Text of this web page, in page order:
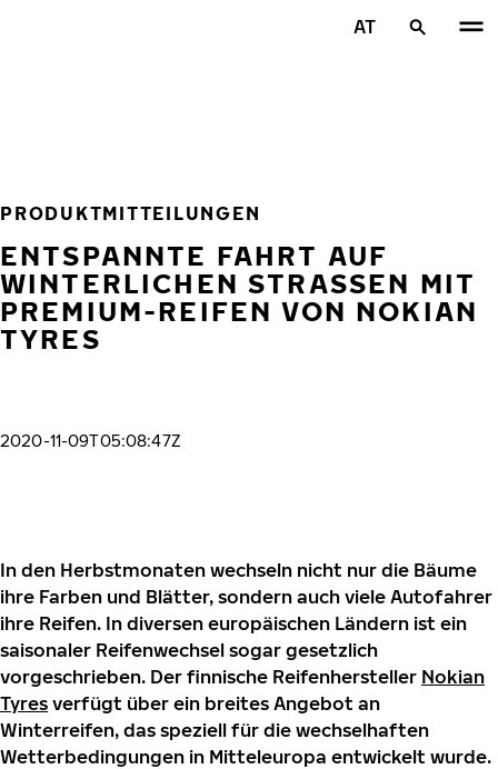
AT
PRODUKTMITTEILUNGEN
ENTSPANNTE FAHRT AUF
WINTERLICHEN STRASSEN MIT P
REMIUM-REIFEN VON NOKIAN T
YRES
2020-11-09T05:08:47Z
In den Herbstmonaten wechseln nicht nur die Bäume
ihre Farben und Blätter, sondern auch viele Autofahrer
ihre Reifen. In diversen europäischen Ländern ist ein
saisonaler Reifenwechsel sogar gesetzlich
vorgeschrieben. Der finnische Reifenhersteller Nokian
Tyres verfügt über ein breites Angebot an
Winterreifen, das speziell für die wechselhaften
Wetterbedingungen in Mitteleuropa entwickelt wurde.